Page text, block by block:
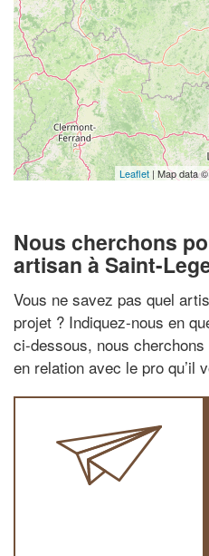
Leaflet | Map data
Nous cherchons
artisan à Saint-
Vous ne savez pas quel
projet ? Indiquez-nous en
ci-dessous, nous
en relation avec le pro qu’il